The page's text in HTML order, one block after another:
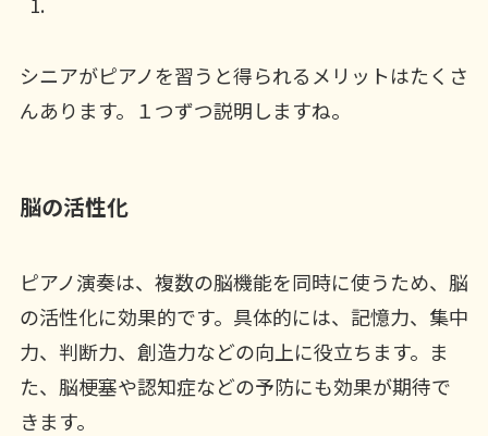
シニアがピアノを習うと得られるメリットはたくさ
んあります。１つずつ説明しますね。
脳の活性化
ピアノ演奏は、複数の脳機能を同時に使うため、脳
の活性化に効果的です。具体的には、記憶力、集中
力、判断力、創造力などの向上に役立ちます。ま
た、脳梗塞や認知症などの予防にも効果が期待で
きます。